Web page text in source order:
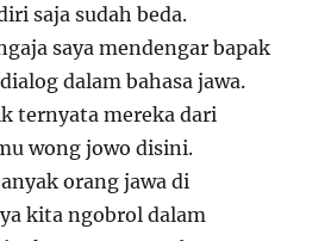
saja sudah beda.
saya mendengar bapak
dalam bahasa jawa.
ternyata mereka dari
wong jowo disini.
orang jawa di
kita ngobrol dalam